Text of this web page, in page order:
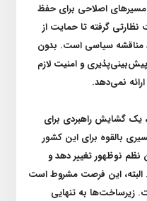
اصلاحی برای حفظ
گرفته تا حمایت از
مناقشه سیاسی است. بدون
و امنیت لازم
نمی‌دهد.
یک گشایش راهبردی برای
بالقوه برای این کشور
نظم نوظهور تغییر دهد و
البته، این فرصت مشروط است
به تنهایی